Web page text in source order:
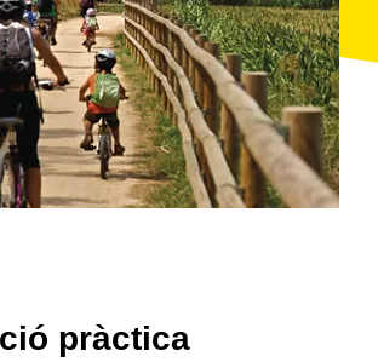
pràctica